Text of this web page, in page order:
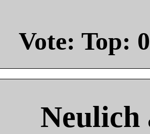
Vote: Top: 0
Neulich